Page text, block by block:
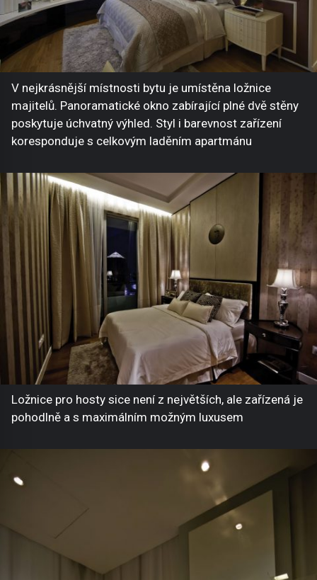
V nejkrásnější místnosti bytu je umístěna ložnice
majitelů. Panoramatické okno zabírající plné dvě stěny
poskytuje úchvatný výhled. Styl i barevnost zařízení
koresponduje s celkovým laděním apartmánu
Ložnice pro hosty sice není z největších, ale zařízená je
pohodlně a s maximálním možným luxusem